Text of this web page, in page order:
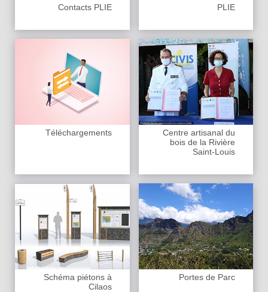
Contacts PLIE PLIE
Téléchargements
Centre artisanal du
bois de la Rivière
Saint-Louis
Schéma piétons à
Cilaos
Portes de Parc